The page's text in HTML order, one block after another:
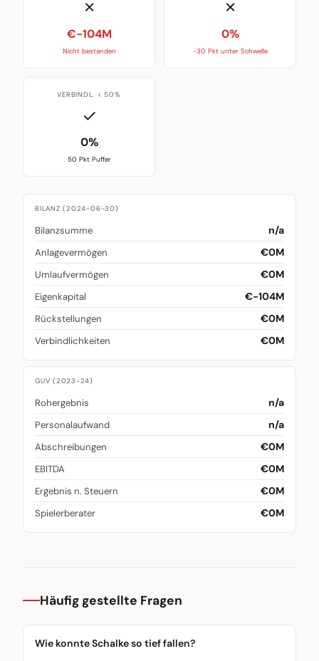
✗
€-104M
Nicht bestanden
✗
0%
-30 Pkt unter Schwelle
VERBINDL. < 50%
✓
0%
50 Pkt Puffer
BILANZ (2024-06-30)
Bilanzsumme n/a
Anlagevermögen €0M
Umlaufvermögen €0M
Eigenkapital €-104M
Rückstellungen €0M
Verbindlichkeiten €0M
GUV (2023-24)
Rohergebnis n/a
Personalaufwand n/a
Abschreibungen €0M
EBITDA €0M
Ergebnis n. Steuern €0M
Spielerberater €0M
Häufig gestellte Fragen
Wie konnte Schalke so tief fallen?